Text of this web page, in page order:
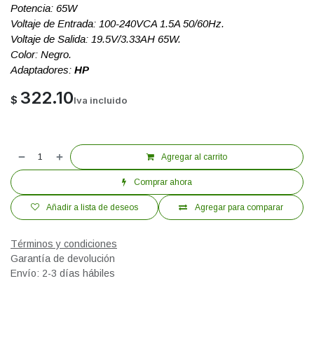
Potencia: 65W
Voltaje de Entrada: 100-240VCA 1.5A 50/60Hz.
Voltaje de Salida: 19.5V/3.33AH 65W.
Color: Negro.
Adaptadores: HP
$ 322.10Iva incluido
Agregar al carrito
Comprar ahora
Agregar para comparar
Añadir a lista de deseos
Términos y condiciones
Garantía de devolución
Envío: 2-3 días hábiles